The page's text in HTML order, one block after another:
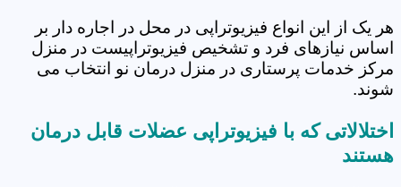
هر یک از این انواع فیزیوتراپی در محل در اجاره دار بر
اساس نیازهای فرد و تشخیص فیزیوتراپیست در منزل
مرکز خدمات پرستاری در منزل درمان نو انتخاب می
شوند.
اختلالاتی که با فیزیوتراپی عضلات قابل درمان
هستند